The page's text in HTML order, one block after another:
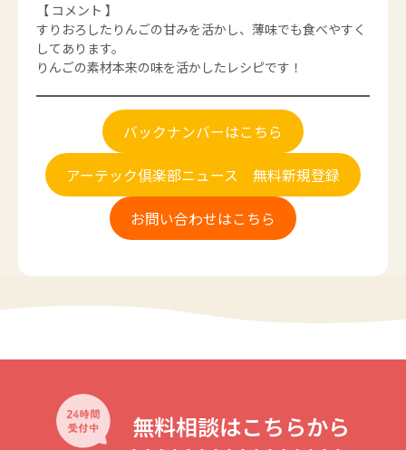
【 コメント 】
すりおろしたりんごの甘みを活かし、薄味でも食べやすく
してあります。
りんごの素材本来の味を活かしたレシピです！
バックナンバーはこちら
アーテック倶楽部ニュース 無料新規登録
お問い合わせはこちら
無料相談はこちらから